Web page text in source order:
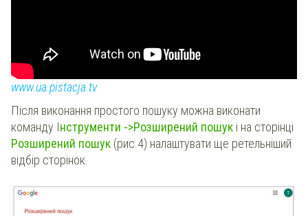
www.ua.pistacja.tv
Після виконання простого пошуку можна виконати
команду Інструменти ->Розширений пошук і на сторінці
Розширений пошук (рис.4) налаштувати ще ретельніший
відбір сторінок.